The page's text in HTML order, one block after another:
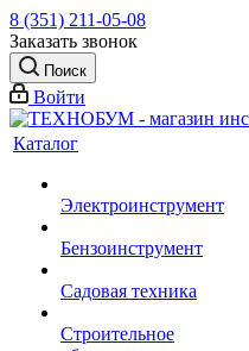
8 (351) 211-05-08
Заказать звонок
Поиск
Войти
Каталог
Электроинструмент
Бензоинструмент
Садовая техника
Строительное